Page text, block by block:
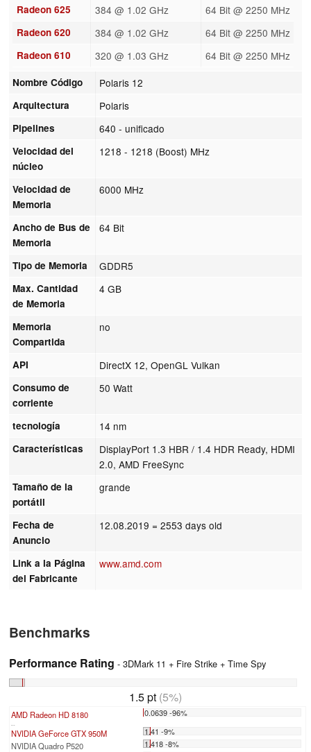
Radeon 625 384 @ 1.02 GHz 64 Bit @ 2250 MHz
Radeon 620 384 @ 1.02 GHz 64 Bit @ 2250 MHz
Radeon 610 320 @ 1.03 GHz 64 Bit @ 2250 MHz
Nombre Código Polaris 12
Arquitectura Polaris
Pipelines 640 - unificado
Velocidad del
núcleo
1218 - 1218 (Boost) MHz
Velocidad de
Memoria
6000 MHz
Ancho de Bus de
Memoria
64 Bit
Tipo de Memoria GDDR5
Max. Cantidad
de Memoria
4 GB
Memoria
Compartida
no
API DirectX 12, OpenGL Vulkan
Consumo de
corriente
50 Watt
tecnología 14 nm
Características
DisplayPort 1.3 HBR / 1.4 HDR Ready, HDMI
2.0, AMD FreeSync
Tamaño de la
portátil
grande
Fecha de
Anuncio
12.08.2019 = 2553 days old
Link a la Página
del Fabricante
www.amd.com
Benchmarks
Performance Rating - 3DMark 11 + Fire Strike + Time Spy
1.5 pt (5%)
AMD Radeon HD 8180 0.0639 -96%
NVIDIA GeForce GTX 950M
1.41 -9%
NVIDIA Quadro P520
1.418 -8%